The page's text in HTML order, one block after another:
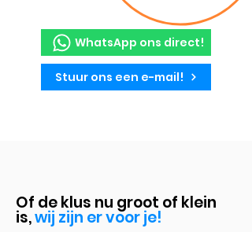
WhatsApp ons direct!
Stuur ons een e-mail!
Of de klus nu groot of klein
is,wij zijn er voor je!